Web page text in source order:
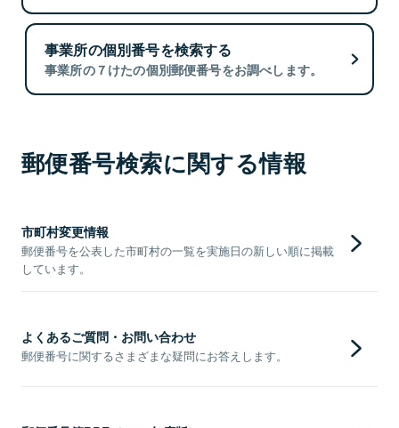
事業所の個別番号を検索する
事業所の７けたの個別郵便番号をお調べします。
郵便番号検索に関する情報
市町村変更情報
郵便番号を公表した市町村の一覧を実施日の新しい順に掲載
しています。
よくあるご質問・お問い合わせ
郵便番号に関するさまざまな疑問にお答えします。